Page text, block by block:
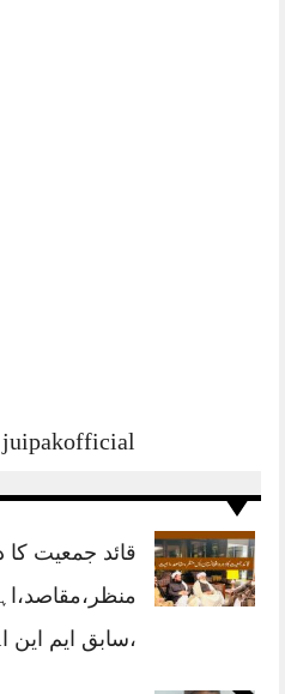
juipakofficial
قائد جمعیت
،سابق ایم این